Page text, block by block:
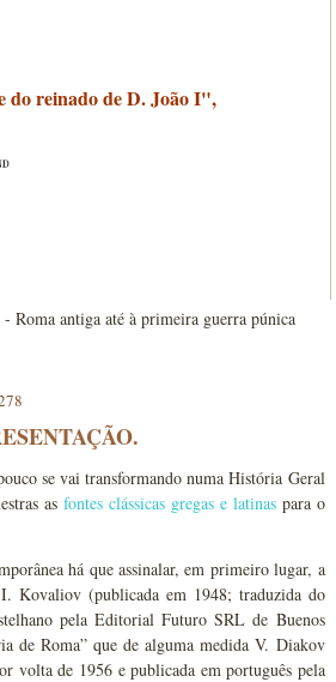
do reinado de D. João I",
Roma antiga até à primeira guerra púnica
se vai transformando numa História Geral
as fontes clássicas gregas e latinaspara o
há que assinalar, em primeiro lugar, a
Kovaliov (publicada em 1948; traduzida do
pela Editorial Futuro SRL de Buenos
de Roma” que de alguma medida V. Diakov
volta de 1956 e publicada em português pela